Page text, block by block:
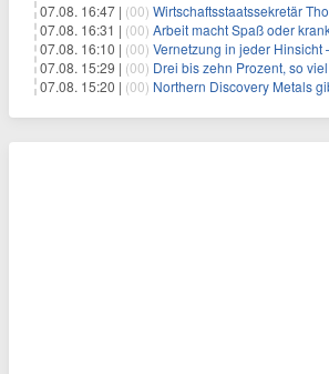
07.08. 16:47 | (00) Wirtschaftsstaatssekretär Thomas Dörflinger besucht
07.08. 16:31 | (00) Arbeit macht Spaß oder
07.08. 16:10 | (00) Vernetzung in jeder Hinsicht – Die
07.08. 15:29 | (00) Drei bis zehn Prozent, so viel Strom
07.08. 15:20 | (00) Northern Discovery Metals gibt die Börsennotierung an